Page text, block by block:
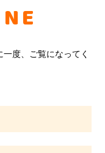
度、ご覧になってく